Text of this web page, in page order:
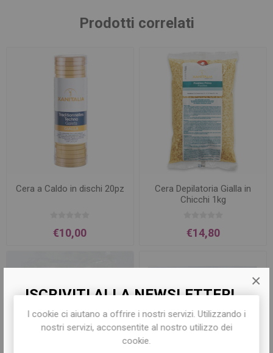
ISCRIVITI ALLA NEWSLETTER!
Iscriviti per conoscere le nostre ultime
offerte e ricevere il10% di sconto
×
Prodotti correlati
Cera a Caldo in dischi 20pz
€10,00
Cera Depilatoria Gialla in
Chicchi 1kg
€14,80
I cookie ci aiutano a offrire i nostri servizi. Utilizzando i
nostri servizi, acconsentite al nostro utilizzo dei
cookie.